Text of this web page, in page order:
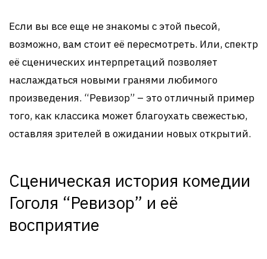
Если вы все еще не знакомы с этой пьесой,
возможно, вам стоит её пересмотреть. Или, спектр
её сценических интерпретаций позволяет
наслаждаться новыми гранями любимого
произведения. “Ревизор” – это отличный пример
того, как классика может благоухать свежестью,
оставляя зрителей в ожидании новых открытий.
Сценическая история комедии
Гоголя “Ревизор” и её
восприятие